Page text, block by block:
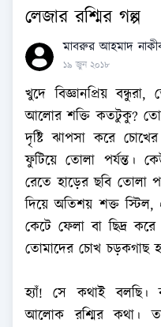
লেজার রশ্মির গল্প
মাবরুর আহমাদ
১৯ জুন ২০১৮
খুদে বিজ্ঞানপ্রিয়
আলোর শক্তি কতটুকু?
দৃষ্টি ঝাপসা করে
ফুটিয়ে তোলা পর্যন্ত।
রেতে হাড়ের ছবি তোলা
দিয়ে অতিশয় শক্ত
কেটে ফেলা বা ছিদ্র
তোমাদের চোখ চড়কগাছ
হ্যাঁ! সে কথাই বলছি।
আলোক রশ্মির কথা।